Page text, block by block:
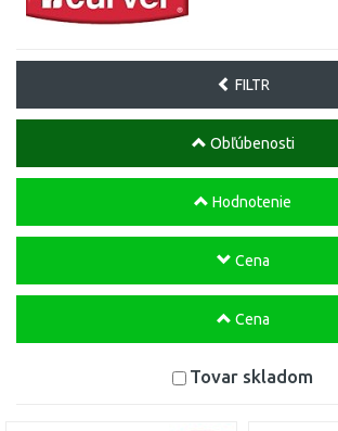
FILTR
Obľúbenosti
Hodnotenie
Cena
Cena
Tovar skladom